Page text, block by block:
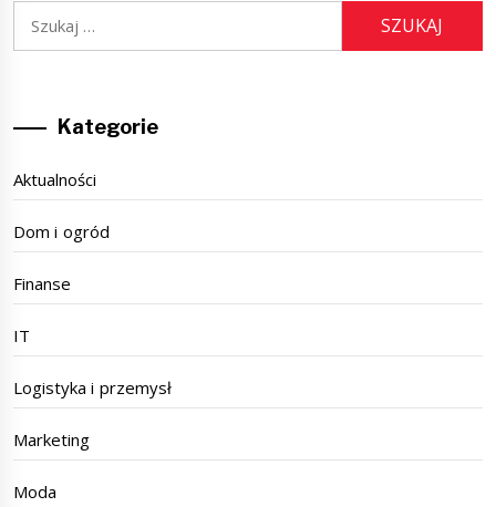
Kategorie
Aktualności
Dom i ogród
Finanse
IT
Logistyka i przemysł
Marketing
Moda